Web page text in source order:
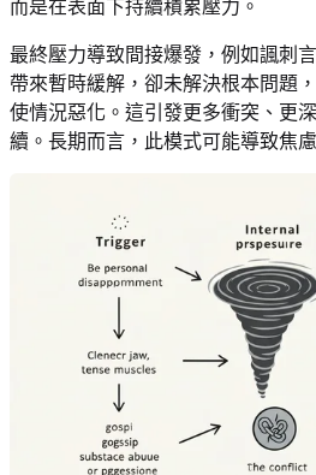
而是在表面下持續積累壓力。
最終壓力導致間接爆發，例如諷刺
帶來暫時緩解，卻未解決根本問題
使情況惡化。這引發更多衝突、更
續。長期而言，此模式可能導致焦